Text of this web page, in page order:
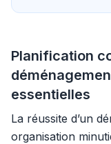
Planification
essentielles
La réussite d’un
organisation